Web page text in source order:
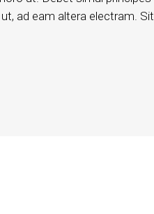
ad eam altera electram. Sit